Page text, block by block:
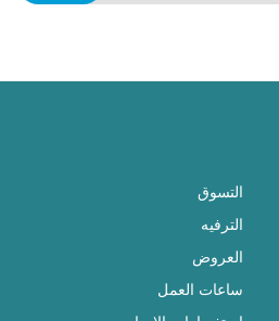
التسوق
الترفيه
العروض
ساعات العمل